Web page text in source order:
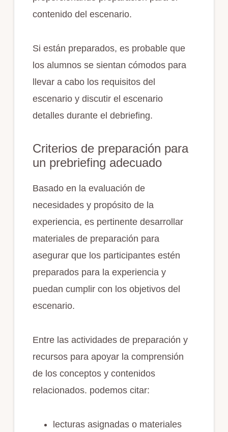
contenido del escenario.
Si están preparados, es probable que
los alumnos se sientan cómodos para
llevar a cabo los requisitos del
escenario y discutir el escenario
detalles durante el debriefing.
Criterios de preparación para
un prebriefing adecuado
Basado en la evaluación de
necesidades y propósito de la
experiencia, es pertinente desarrollar
materiales de preparación para
asegurar que los participantes estén
preparados para la experiencia y
puedan cumplir con los objetivos del
escenario.
Entre las actividades de preparación y
recursos para apoyar la comprensión
de los conceptos y contenidos
relacionados. podemos citar:
lecturas asignadas o materiales